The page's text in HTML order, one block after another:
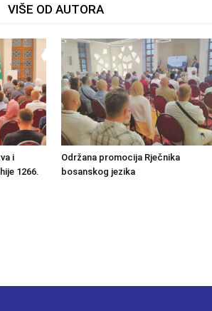
VIŠE OD AUTORA
i
1266.
Održana promocija Rječnika
bosanskog jezika